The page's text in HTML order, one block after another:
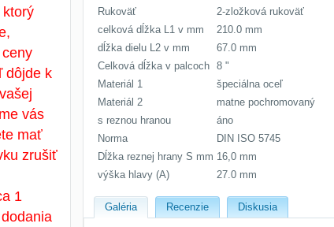
Rukoväť
2-zložková rukoväť
celková dĺžka L1 v mm
210.0 mm
dĺžka dielu L2 v mm
67.0 mm
Celková dĺžka v palcoch 8 "
Materiál 1
špeciálna oceľ
Materiál 2
matne pochromovaný
s reznou hranou
áno
Norma
DIN ISO 5745
Dĺžka reznej hrany S mm 16,0 mm
výška hlavy (A)
27.0 mm
Galéria Recenzie Diskusia
ktorý
dôjde k
vás
mať
zrušiť
1